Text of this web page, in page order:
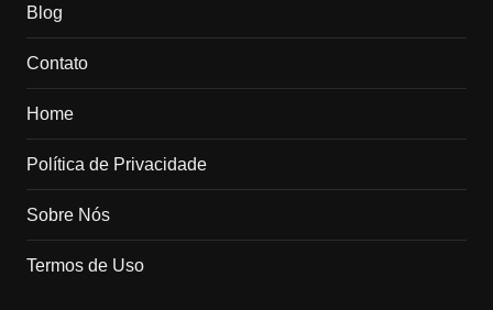
Blog
Contato
Home
Política de Privacidade
Sobre Nós
Termos de Uso